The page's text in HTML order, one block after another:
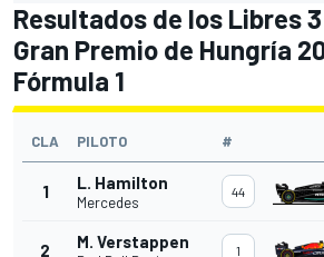
Resultados de los Libres
Gran Premio de Hungría
Fórmula 1
CLA PILOTO #
1 L. Hamilton
Mercedes
44
2 M. Verstappen 1